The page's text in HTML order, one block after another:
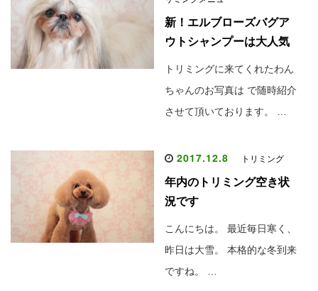
新！エルブローズバグア
ウトシャンプーは大人気
トリミングに来てくれたわん
ちゃんのお写真は で随時紹介
させて頂いております。 …
2017.12.8 トリミング
年内のトリミング空き状
況です
こんにちは。 最近毎日寒く、
昨日は大雪。 本格的な冬到来
ですね。 …